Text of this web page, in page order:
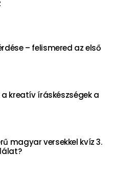
– felismered az első
a kreatív íráskészségek a
magyar versekkel kvíz 3.